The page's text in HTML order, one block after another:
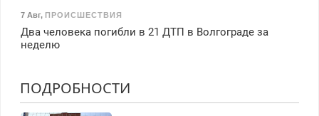
7 Авг, ПРОИСШЕСТВИЯ
Два человека погибли в 21 ДТП в Волгограде за
неделю
ПОДРОБНОСТИ